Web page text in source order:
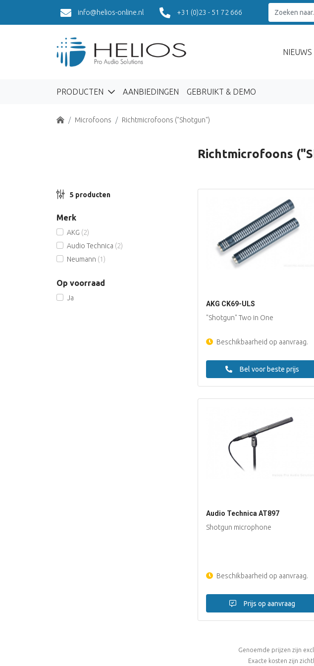
info@helios-online.nl +31 (0)23 - 51 72 666
NIEUWS
PRODUCTEN AANBIEDINGEN GEBRUIKT & DEMO
Home Microfoons Richtmicrofoons ("Shotgun")
Richtmicrofoons
5 producten
Merk
AKG (2)
Audio Technica (2)
Neumann (1)
Op voorraad
Ja
AKG CK69-ULS
"Shotgun" Two in One
Beschikbaarheid op aanvraag.
Bel voor beste prijs
Audio Technica AT897
Shotgun microphone
Beschikbaarheid op aanvraag.
Prijs op aanvraag
Genoemde prijzen zijn
Exacte kosten zijn